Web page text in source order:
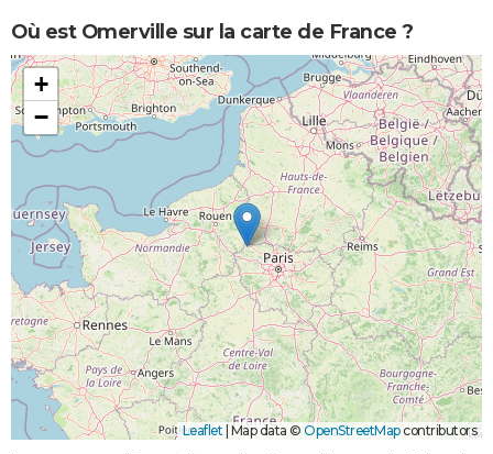
Où est Omerville sur la carte de France ?
+
−
Leaflet Map data © OpenStreetMapcontributors